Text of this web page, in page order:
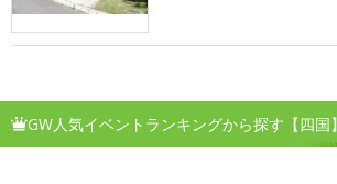
GW人気イベントランキングから探す【四国】